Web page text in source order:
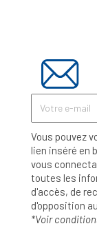
Vous pouvez
lien inséré en
vous
toutes les
d'accès, de
d'opposition
*Voir